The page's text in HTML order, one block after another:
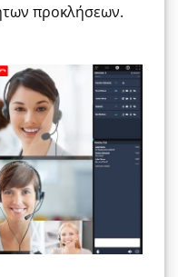
προκλήσεων.